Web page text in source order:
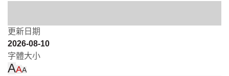
更新日期
2026-08-10
字體大小
AAA